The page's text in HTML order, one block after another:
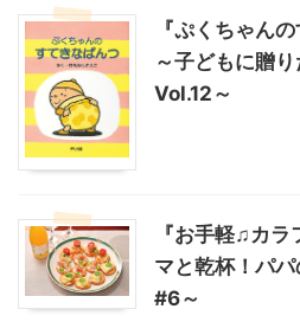
『ぷくちゃん
～子どもに贈
Vol.12～
『お手軽♫カ
マと乾杯！パ
#6～